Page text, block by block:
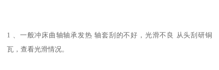
1 、一般冲床曲轴轴承发热 轴套刮的不好，光滑不良 从头刮研铜
瓦，查看光滑情况。